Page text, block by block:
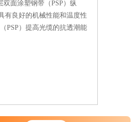
面涂塑钢带（PSP）纵
有良好的机械性能和温度性
PSP）提高光缆的抗透潮能